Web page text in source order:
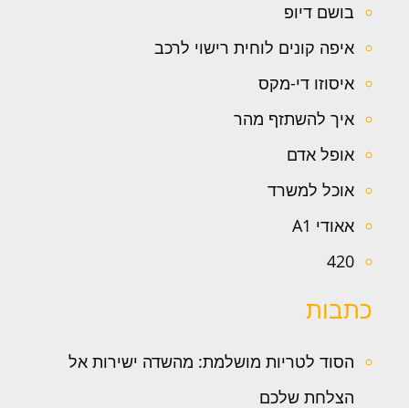
בושם דיופ
איפה קונים לוחית רישוי לרכב
איסוזו די-מקס
איך להשתזף מהר
אופל אדם
אוכל למשרד
אאודי A1
420
כתבות
הסוד לטריות מושלמת: מהשדה ישירות אל
הצלחת שלכם